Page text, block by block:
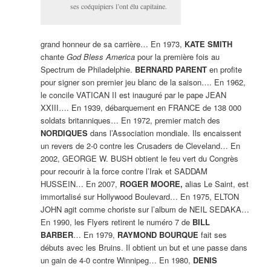
ses coéquipiers l’ont élu capitaine.
grand honneur de sa carrière… En 1973, KATE SMITH
chante God Bless America pour la première fois au
Spectrum de Philadelphie. BERNARD PARENTen profite
pour signer son premier jeu blanc de la saison…. En 1962,
le concile VATICAN II est inauguré par le pape JEAN
XXIII…. En 1939, débarquement en FRANCE de 138 000
soldats britanniques… En 1972, premier match des
NORDIQUESdans l’Association mondiale. Ils encaissent
un revers de 2-0 contre les Crusaders de Cleveland… En
2002, GEORGE W. BUSH obtient le feu vert du Congrès
pour recourir à la force contre l’Irak et SADDAM
HUSSEIN… En 2007, ROGER MOORE, alias Le Saint, est
immortalisé sur Hollywood Boulevard… En 1975, ELTON
JOHN agit comme choriste sur l’album de NEIL SEDAKA…
En 1990, les Flyers retirent le numéro 7 de BILL
BARBER… En 1979, RAYMOND BOURQUE fait ses
débuts avec les Bruins. Il obtient un but et une passe dans
un gain de 4-0 contre Winnipeg… En 1980, DENIS